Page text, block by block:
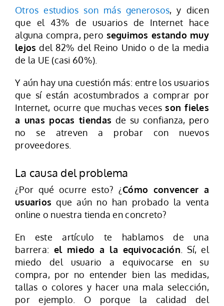
Otros estudios son más generosos, y dicen
que el 43% de usuarios de Internet hace
alguna compra, pero seguimos estando muy
lejos del 82% del Reino Unido o de la media
de la UE (casi 60%).
Y aún hay una cuestión más: entre los usuarios
que sí están acostumbrados a comprar por
Internet, ocurre que muchas veces son fieles
a unas pocas tiendas de su confianza, pero
no se atreven a probar con nuevos
proveedores.
La causa del problema
¿Por qué ocurre esto? ¿Cómo convencer a
usuarios que aún no han probado la venta
online o nuestra tienda en concreto?
En este artículo te hablamos de una
barrera: el miedo a la equivocación . Sí, el
miedo del usuario a equivocarse en su
compra, por no entender bien las medidas,
tallas o colores y hacer una mala selección,
por ejemplo. O porque la calidad del